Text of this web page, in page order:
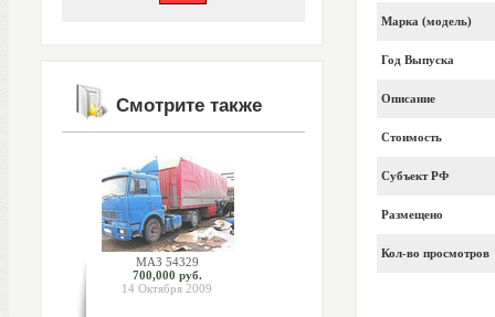
Смотрите также
МАЗ 54329
700,000 руб.
14 Октября 2009
Марка (модель)
Год Выпуска
Описание
Стоимость
Субъект РФ
Размещено
Кол-во просмотров